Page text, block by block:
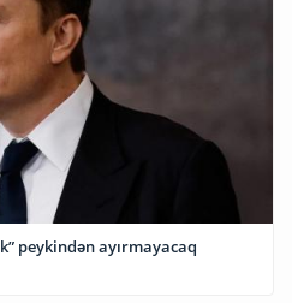
peykindən ayırmayacaq